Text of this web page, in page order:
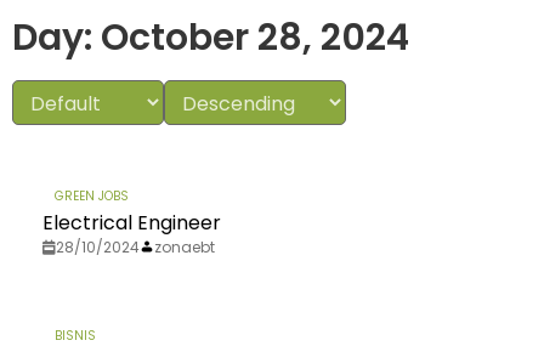
Day: October 28, 2024
GREEN JOBS
Electrical Engineer
28/10/2024 zonaebt
BISNIS